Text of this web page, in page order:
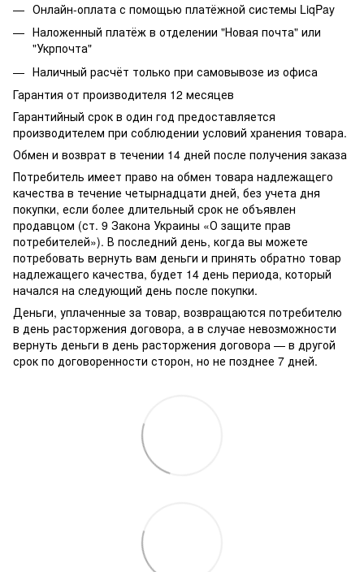
Онлайн-оплата с помощью платёжной системы LiqPay
Наложенный платёж в отделении "Новая почта" или
"Укрпочта"
Наличный расчёт только при самовывозе из офиса
Гарантия от производителя 12 месяцев
Гарантийный срок в один год предоставляется
производителем при соблюдении условий хранения товара.
Обмен и возврат в течении 14 дней после получения заказа
Потребитель имеет право на обмен товара надлежащего
качества в течение четырнадцати дней, без учета дня
покупки, если более длительный срок не объявлен
продавцом (ст. 9 Закона Украины «О защите прав
потребителей»). В последний день, когда вы можете
потребовать вернуть вам деньги и принять обратно товар
надлежащего качества, будет 14 день периода, который
начался на следующий день после покупки.
Деньги, уплаченные за товар, возвращаются потребителю
в день расторжения договора, а в случае невозможности
вернуть деньги в день расторжения договора — в другой
срок по договоренности сторон, но не позднее 7 дней.